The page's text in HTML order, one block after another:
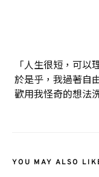
「人生很短，可以
於是乎，我過著自
歡用我怪奇的想法
YOU MAY ALSO